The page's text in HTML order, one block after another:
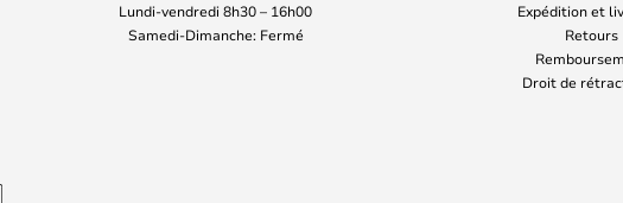
Lundi-vendredi 8h30 – 16h00
Samedi-Dimanche: Fermé
Expédition et
Retours
Droit de